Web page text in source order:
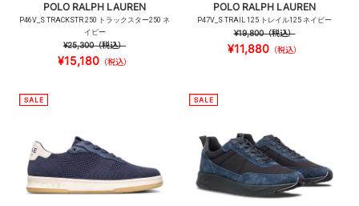
POLO RALPH LAUREN
P46V_S TRACKSTR 250 トラックスター250 ネ
イビー
¥25,300（税込）
¥15,180 （税込）
POLO RALPH LAUREN
P47V_S TRAIL 125 トレイル125 ネイビー
¥19,800（税込）
¥11,880 （税込）